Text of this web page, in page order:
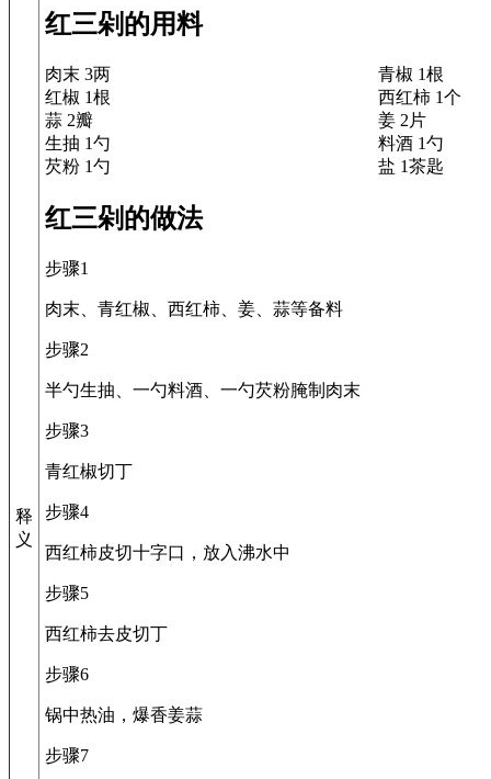
释
义
红三剁的用料
肉末 3两
青椒 1根
红椒 1根
西红柿 1个
蒜 2瓣
姜 2片
生抽 1勺
料酒 1勺
芡粉 1勺
盐 1茶匙
红三剁的做法
步骤1
肉末、青红椒、西红柿、姜、蒜等备料
步骤2
半勺生抽、一勺料酒、一勺芡粉腌制肉末
步骤3
青红椒切丁
步骤4
西红柿皮切十字口，放入沸水中
步骤5
西红柿去皮切丁
步骤6
锅中热油，爆香姜蒜
步骤7